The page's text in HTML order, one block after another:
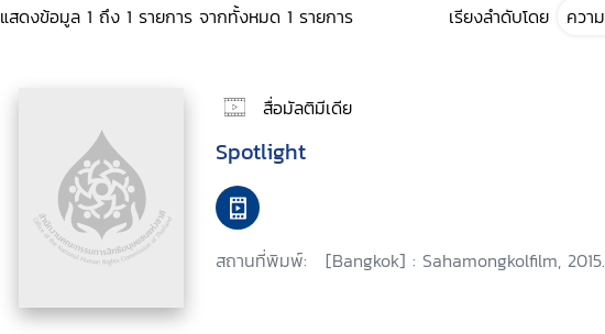
แสดงข้อมูล 1 ถึง 1 รายการ จากทั้งหมด 1 รายการ เรียงลำดับโดย
สื่อมัลติมีเดีย
Spotlight
สถานที่พิมพ์: [Bangkok] : Sahamongkolfilm, 2015.